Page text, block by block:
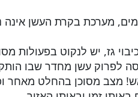
מערכת בקרת העשן
גז, יש לנקוט בפעולות
לפרוק עשן מחדר שבו
מצב מסוכן בהחלט מאחר